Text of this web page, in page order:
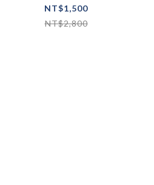
濕護髮電捲棒QA-M18
NT$1,500
NT$2,800